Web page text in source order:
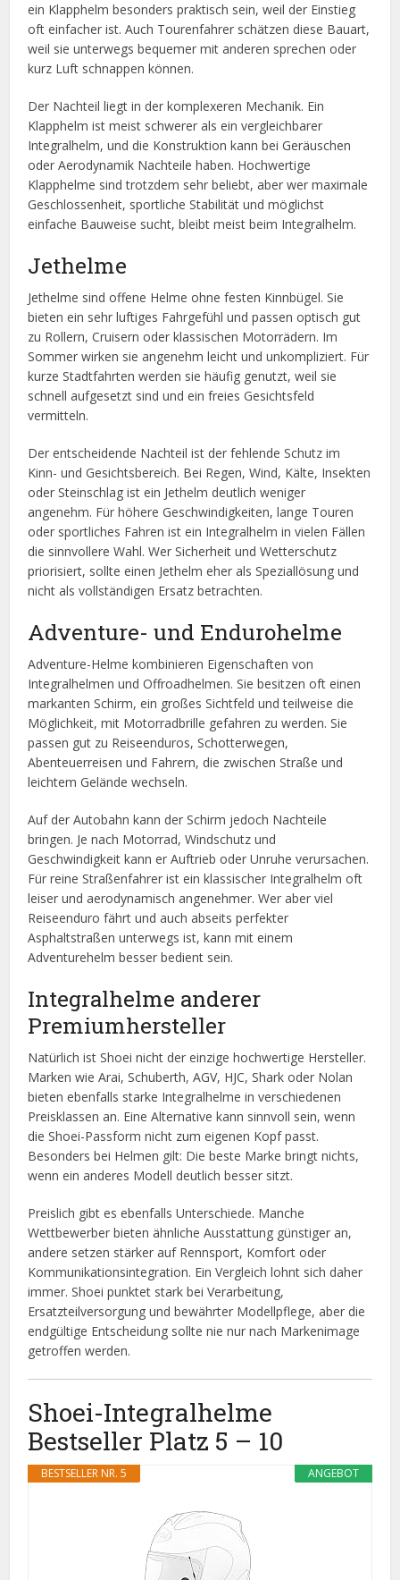
ein Klapphelm besonders praktisch sein, weil der Einstieg
oft einfacher ist. Auch Tourenfahrer schätzen diese Bauart,
weil sie unterwegs bequemer mit anderen sprechen oder
kurz Luft schnappen können.
Der Nachteil liegt in der komplexeren Mechanik. Ein
Klapphelm ist meist schwerer als ein vergleichbarer
Integralhelm, und die Konstruktion kann bei Geräuschen
oder Aerodynamik Nachteile haben. Hochwertige
Klapphelme sind trotzdem sehr beliebt, aber wer maximale
Geschlossenheit, sportliche Stabilität und möglichst
einfache Bauweise sucht, bleibt meist beim Integralhelm.
Jethelme
Jethelme sind offene Helme ohne festen Kinnbügel. Sie
bieten ein sehr luftiges Fahrgefühl und passen optisch gut
zu Rollern, Cruisern oder klassischen Motorrädern. Im
Sommer wirken sie angenehm leicht und unkompliziert. Für
kurze Stadtfahrten werden sie häufig genutzt, weil sie
schnell aufgesetzt sind und ein freies Gesichtsfeld
vermitteln.
Der entscheidende Nachteil ist der fehlende Schutz im
Kinn- und Gesichtsbereich. Bei Regen, Wind, Kälte, Insekten
oder Steinschlag ist ein Jethelm deutlich weniger
angenehm. Für höhere Geschwindigkeiten, lange Touren
oder sportliches Fahren ist ein Integralhelm in vielen Fällen
die sinnvollere Wahl. Wer Sicherheit und Wetterschutz
priorisiert, sollte einen Jethelm eher als Speziallösung und
nicht als vollständigen Ersatz betrachten.
Adventure- und Endurohelme
Adventure-Helme kombinieren Eigenschaften von
Integralhelmen und Offroadhelmen. Sie besitzen oft einen
markanten Schirm, ein großes Sichtfeld und teilweise die
Möglichkeit, mit Motorradbrille gefahren zu werden. Sie
passen gut zu Reiseenduros, Schotterwegen,
Abenteuerreisen und Fahrern, die zwischen Straße und
leichtem Gelände wechseln.
Auf der Autobahn kann der Schirm jedoch Nachteile
bringen. Je nach Motorrad, Windschutz und
Geschwindigkeit kann er Auftrieb oder Unruhe verursachen.
Für reine Straßenfahrer ist ein klassischer Integralhelm oft
leiser und aerodynamisch angenehmer. Wer aber viel
Reiseenduro fährt und auch abseits perfekter
Asphaltstraßen unterwegs ist, kann mit einem
Adventurehelm besser bedient sein.
Integralhelme anderer
Premiumhersteller
Natürlich ist Shoei nicht der einzige hochwertige Hersteller.
Marken wie Arai, Schuberth, AGV, HJC, Shark oder Nolan
bieten ebenfalls starke Integralhelme in verschiedenen
Preisklassen an. Eine Alternative kann sinnvoll sein, wenn
die Shoei-Passform nicht zum eigenen Kopf passt.
Besonders bei Helmen gilt: Die beste Marke bringt nichts,
wenn ein anderes Modell deutlich besser sitzt.
Preislich gibt es ebenfalls Unterschiede. Manche
Wettbewerber bieten ähnliche Ausstattung günstiger an,
andere setzen stärker auf Rennsport, Komfort oder
Kommunikationsintegration. Ein Vergleich lohnt sich daher
immer. Shoei punktet stark bei Verarbeitung,
Ersatzteilversorgung und bewährter Modellpflege, aber die
endgültige Entscheidung sollte nie nur nach Markenimage
getroffen werden.
Shoei-Integralhelme
Bestseller Platz 5 – 10
ANGEBOT
BESTSELLER NR. 5